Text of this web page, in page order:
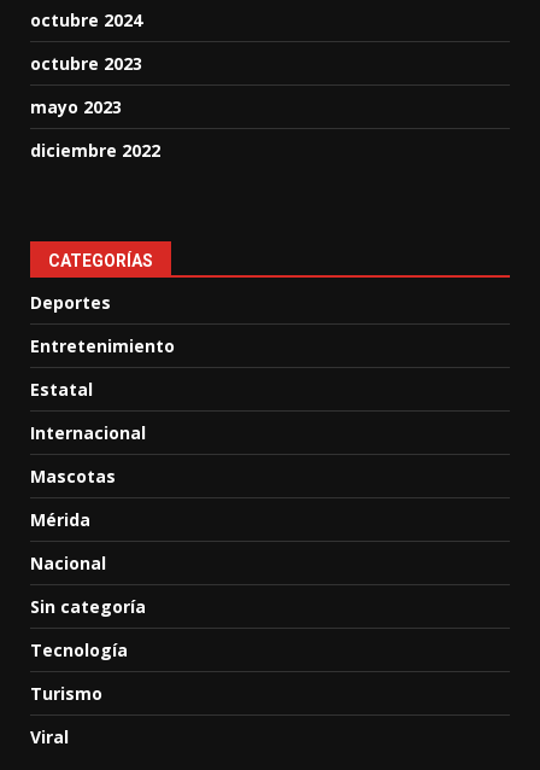
octubre 2024
octubre 2023
mayo 2023
diciembre 2022
CATEGORÍAS
Deportes
Entretenimiento
Estatal
Internacional
Mascotas
Mérida
Nacional
Sin categoría
Tecnología
Turismo
Viral